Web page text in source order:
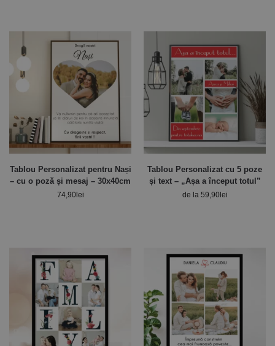
Tablou Personalizat pentru Nași
– cu o poză și mesaj – 30x40cm
74,90lei
Tablou Personalizat cu 5 poze
și text – „Așa a început totul”
de la 59,90lei